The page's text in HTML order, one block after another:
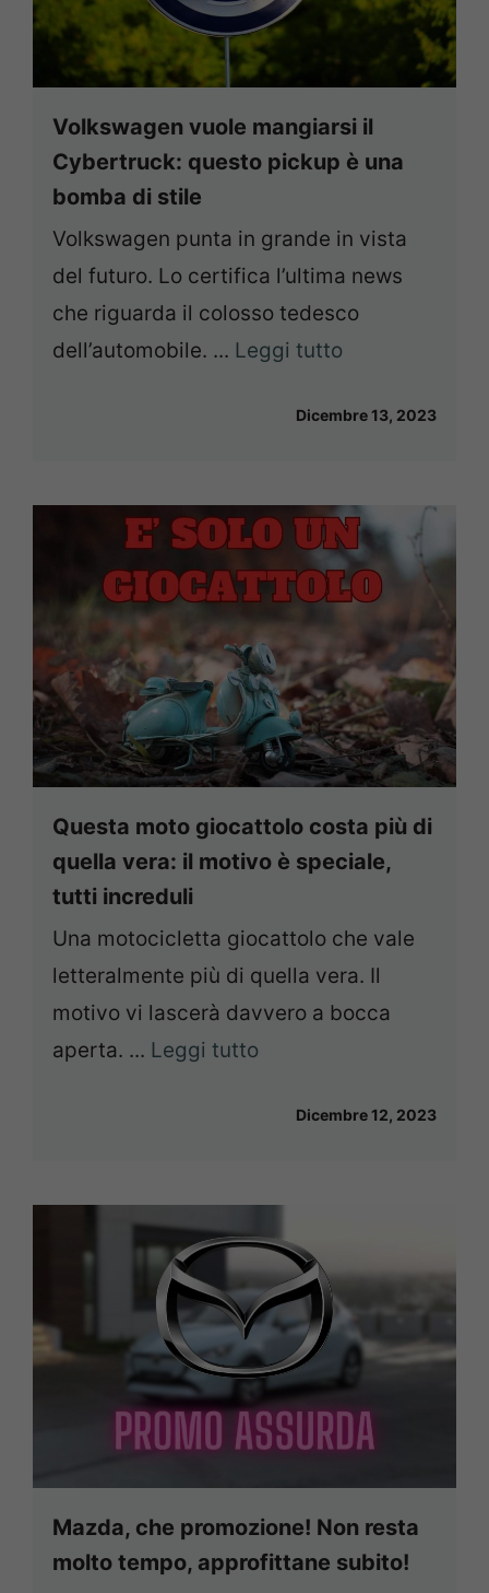
Volkswagen vuole mangiarsi il
Cybertruck: questo pickup è una
bomba di stile
Volkswagen punta in grande in vista
del futuro. Lo certifica l’ultima news
che riguarda il colosso tedesco
dell’automobile. ... Leggi tutto
Dicembre 13, 2023
Questa moto giocattolo costa più di
quella vera: il motivo è speciale,
tutti increduli
Una motocicletta giocattolo che vale
letteralmente più di quella vera. Il
motivo vi lascerà davvero a bocca
aperta. ... Leggi tutto
Dicembre 12, 2023
Mazda, che promozione! Non resta
molto tempo, approfittane subito!